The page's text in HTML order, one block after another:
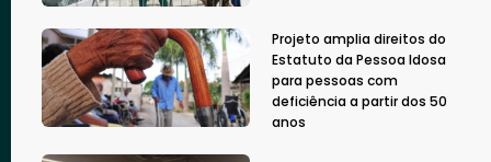
Projeto amplia direitos do
Estatuto da Pessoa Idosa
para pessoas com
deficiência a partir dos 50
anos